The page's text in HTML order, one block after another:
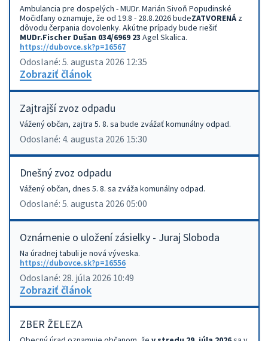
Ambulancia pre dospelých - MUDr. Marián Sivoň Popudinské
Močidľany oznamuje, že od 19.8 - 28.8.2026 budeZATVORENÁ z
dôvodu čerpania dovolenky. Akútne prípady bude riešiť
MUDr.Fischer Dušan 034/6969 23 Agel Skalica.
https://dubovce.sk?p=16567
Odoslané: 5. augusta 2026 12:35
Zobraziť článok
Zajtrajší zvoz odpadu
Vážený občan, zajtra 5. 8. sa bude zvážať komunálny odpad.
Odoslané: 4. augusta 2026 15:30
Dnešný zvoz odpadu
Vážený občan, dnes 5. 8. sa zváža komunálny odpad.
Odoslané: 5. augusta 2026 05:00
Oznámenie o uložení zásielky - Juraj Sloboda
Na úradnej tabuli je nová výveska.
https://dubovce.sk?p=16556
Odoslané: 28. júla 2026 10:49
Zobraziť článok
ZBER ŽELEZA